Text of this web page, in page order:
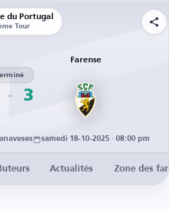
du Portugal
Tour
3
Farense
samedi 18-10-2025 · 08:00 pm
Actualités Zone des